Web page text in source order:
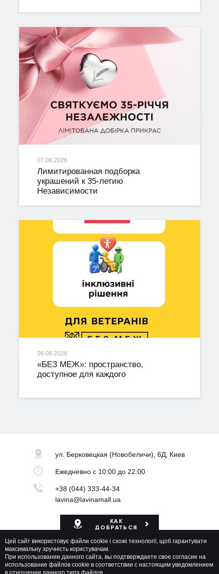
07.08.2026
Лимитированная подборка
украшений к 35-летию
Независимости
06.08.2026
«БЕЗ МЕЖ»: пространство,
доступное для каждого
ул. Берковецкая (Новобеличи), 6Д, Киев
Ежедневнос 10:00 до 22:00
+38 (044) 333-44-34
lavina@lavinamall.ua
КАК
ДОБРАТЬСЯ
Карта ТРЦ
Цей сайт використовує файли cookie і схожі технології, щоб гарантувати
максимальну зручність користувачам.
При использовании данного сайта, вы подтверждаете свое согласие на
использование файлов cookie в соответствии с настоящим уведомлением
в отношении данного типа файлов